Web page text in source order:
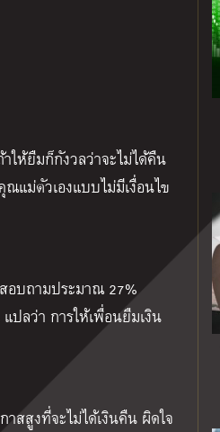
ให้ยืมก็กังวลว่าจะไม่ได้คืน
แม่ตัวเองแบบไม่มีเงื่อนไข
อบถามประมาณ 27%
ปลว่า การให้เพื่อนยืมเงิน
สสูงที่จะไม่ได้เงินคืน ผิดใจ